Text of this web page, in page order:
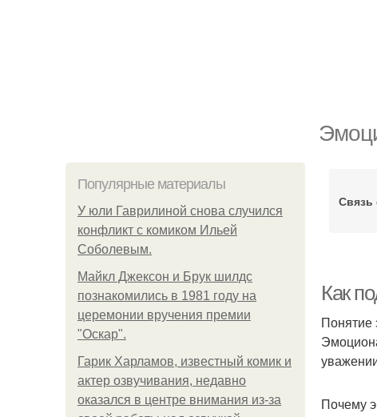
Популярные материалы
У юли Гаврилиной снова случился
конфликт с комиком Ильей
Соболевым.
Майкл Джексон и Брук шилдс
познакомились в 1981 году на
церемонии вручения премии
"Оскар".
Гарик Харламов, известный комик и
актер озвучивания, недавно
оказался в центре внимания из-за
Связь
Как
Понятие
Почему